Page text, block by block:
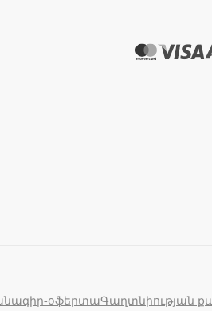
օֆերտաԳաղտնիության